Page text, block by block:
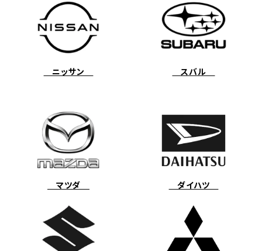
ニッサン スバル
マツダ ダイハツ